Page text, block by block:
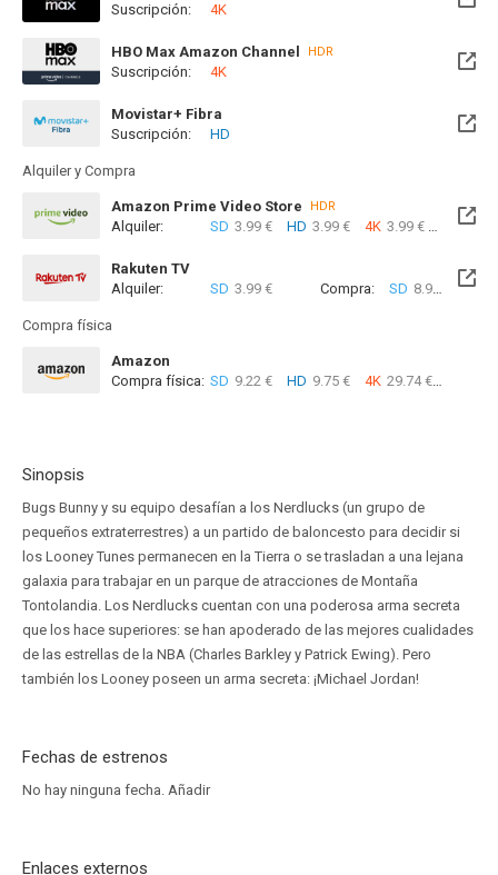
Disponible hasta el Jue, 03 Dic 2026 (Quedan 3 meses)
Suscripción: 4K
HBO Max Amazon Channel HDR
Suscripción: 4K
Movistar+ Fibra
Disponible hasta el Jue, 03 Dic 2026 (Quedan 3 meses)
Suscripción: HD
Alquiler y Compra
Amazon Prime Video Store HDR
Alquiler: SD 3.99 € HD 3.99 € 4K 3.99 €
Rakuten TV
Alquiler:
SD 3.99 € Compra: SD 8.99 €
Compra física
Amazon
Compra física: SD 9.22 € HD 9.75 € 4K 29.74 €
Sinopsis
Bugs Bunny y su equipo desafían a los Nerdlucks (un grupo de
pequeños extraterrestres) a un partido de baloncesto para decidir si
los Looney Tunes permanecen en la Tierra o se trasladan a una lejana
galaxia para trabajar en un parque de atracciones de Montaña
Tontolandia. Los Nerdlucks cuentan con una poderosa arma secreta
que los hace superiores: se han apoderado de las mejores cualidades
de las estrellas de la NBA (Charles Barkley y Patrick Ewing). Pero
también los Looney poseen un arma secreta: ¡Michael Jordan!
Fechas de estrenos
No hay ninguna fecha. Añadir
Enlaces externos